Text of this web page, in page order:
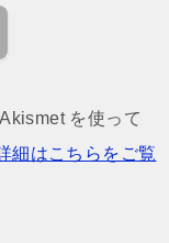
を使って
細はこちらをご覧